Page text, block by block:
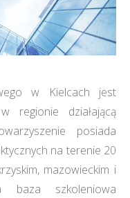
w Kielcach jest
regionie działającą
posiada
na terenie 20
mazowieckim i
baza szkoleniowa